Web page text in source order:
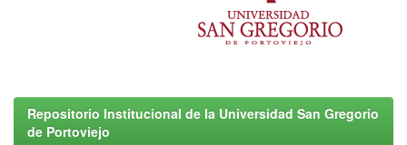
Repositorio Institucional de la Universidad San Gregorio
de Portoviejo